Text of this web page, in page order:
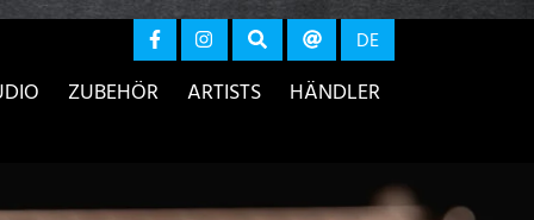
anzeigen
ZUBEHÖR ARTISTS HÄNDLER
DE